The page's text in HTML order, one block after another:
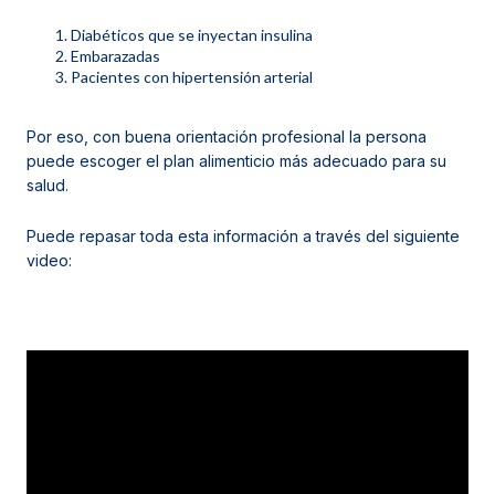
Diabéticos que se inyectan insulina
Embarazadas
Pacientes con hipertensión arterial
Por eso, con buena orientación profesional la persona
puede escoger el plan alimenticio más adecuado para su
salud.
Puede repasar toda esta información a través del siguiente
video: